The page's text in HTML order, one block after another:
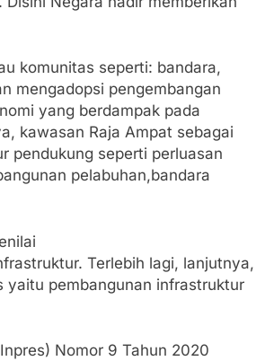
komunitas seperti: bandara,
mengadopsi pengembangan
yang berdampak pada
kawasan Raja Ampat sebagai
pendukung seperti perluasan
pelabuhan,bandara
Terlebih lagi, lanjutnya,
yaitu pembangunan infrastruktur
Nomor 9 Tahun 2020